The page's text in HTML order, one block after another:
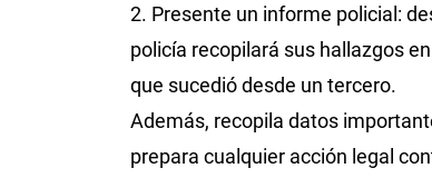
2. Presente un informe policial:
policía recopilará sus hallazgos
que sucedió desde un tercero.
Además, recopila datos
prepara cualquier acción legal